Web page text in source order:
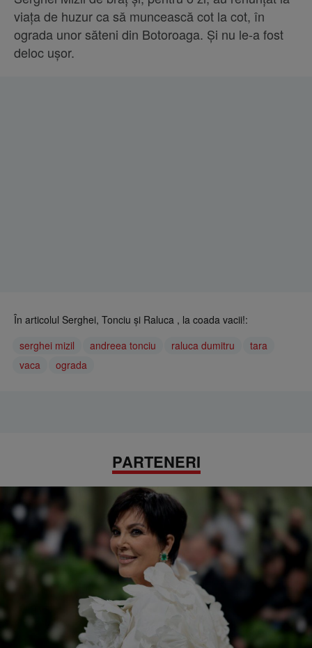
viaţa de huzur ca să muncească cot la cot, în
ograda unor săteni din Botoroaga. Şi nu le-a fost
deloc uşor.
În articolul Serghei, Tonciu şi Raluca , la coada vacii!:
serghei mizil
andreea tonciu raluca dumitru
tara
vaca
ograda
PARTENERI